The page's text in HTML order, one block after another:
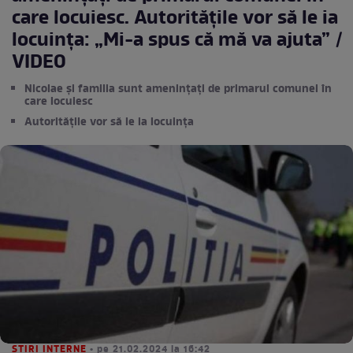
care locuiesc. Autoritățile vor să le ia
locuința: „Mi-a spus că mă va ajuta” /
VIDEO
Nicolae și familia sunt amenințați de primarul comunei în
care locuiesc
Autoritățile vor să le ia locuința
STIRI INTERNE • pe 21.02.2024 la 16:42